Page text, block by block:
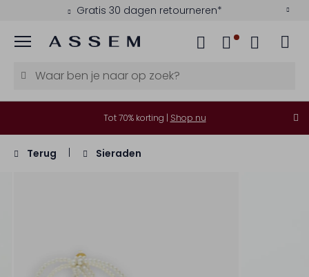
Gratis 30 dagen retourneren*
Menu
Tot 70% korting | Shop nu
Terug Sieraden